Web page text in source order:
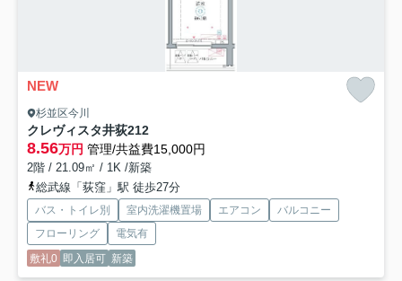
NEW
杉並区今川
クレヴィスタ井荻212
8.56万円 管理/共益費15,000円
2階 / 21.09㎡ / 1K /新築
総武線「荻窪」駅 徒歩27分
バス・トイレ別 室内洗濯機置場 エアコン
バルコニー
フローリング
電気有
敷礼0 即入居可 新築